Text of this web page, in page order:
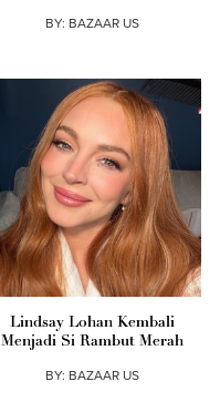
BY: BAZAAR US
Lindsay Lohan Kembali
Menjadi Si Rambut Merah
BY: BAZAAR US